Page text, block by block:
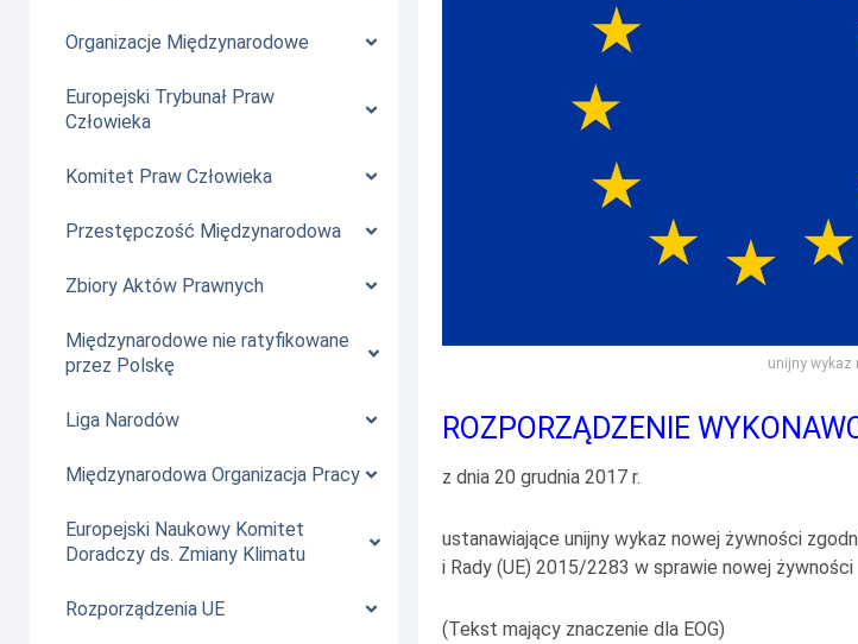
Organizacje Międzynarodowe
Europejski Trybunał Praw
Człowieka
Komitet Praw Człowieka
Przestępczość Międzynarodowa
Zbiory Aktów Prawnych
Międzynarodowe nie ratyfikowane
przez Polskę
Liga Narodów
Międzynarodowa Organizacja Pracy
Europejski Naukowy Komitet
Doradczy ds. Zmiany Klimatu
Rozporządzenia UE
unijny wykaz
ROZPORZĄDZENIE
z dnia 20 grudnia 2017 r.
ustanawiające unijny wykaz nowej żywności
i Rady (UE) 2015/2283 w sprawie nowej żywności
(Tekst mający znaczenie dla EOG)